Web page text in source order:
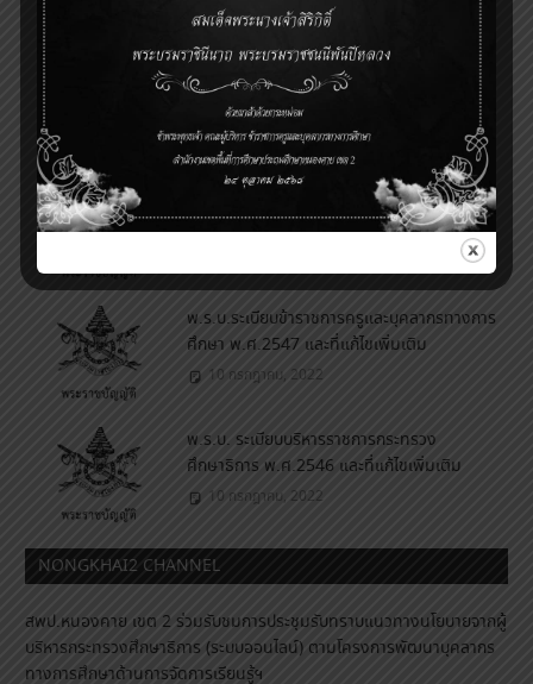
11 กรกฎาคม, 2022
พ.ร.บ. ข้อมูลข่าวสารของราชการ พ.ศ. 2540
10 กรกฎาคม, 2022
พ.ร.บ.การศึกษาภาคบังคับ พ.ศ. 2545
พ.ร.บ.ระเบียบข้าราชการครูและบุคลากรทางการ
ศึกษา พ.ศ.2547 และที่แก้ไขเพิ่มเติม
10 กรกฎาคม, 2022
พ.ร.บ. ระเบียบบริหารราชการกระทรวง
ศึกษาธิการ พ.ศ.2546 และที่แก้ไขเพิ่มเติม
10 กรกฎาคม, 2022
NONGKHAI2 CHANNEL
สพป.หนองคาย เขต 2 ร่วมรับชมการประชุมรับทราบแนวทางนโยบายจากผู้
บริหารกระทรวงศึกษาธิการ (ระบบออนไลน์) ตามโครงการพัฒนาบุคลากร
ทางการศึกษาด้านการจัดการเรียนรู้ฯ